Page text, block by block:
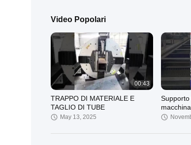
Video Popolari
00:43
TRAPPO DI MATERIALE E
TAGLIO DI TUBE
May 13, 2025
con